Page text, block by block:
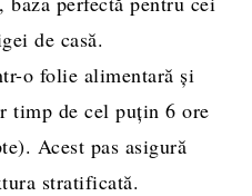
de casă.
o folie alimentară și
timp de cel puțin 6 ore
Acest pas asigură
stratificată.